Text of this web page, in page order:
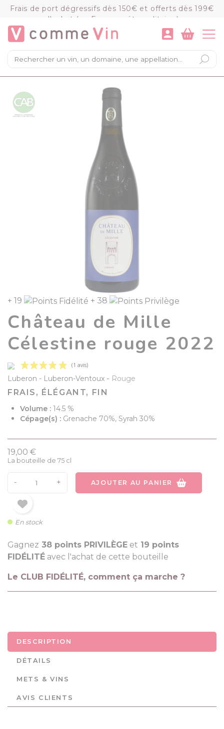
Frais de port dégressifs dès 150€ et offerts dès 199€
d'achat (en France métropolitaine)
×
Mon panier
Chargement du panier...
VOIR LE PANIER COMMANDER
+ 19 + 38
Château de Mille
Célestine rouge 2022
Luberon Luberon-Ventoux - Rouge
FRAIS, ÉLÉGANT, FIN
Volume : 14.5 %
Cépage(s) : Grenache 70%, Syrah 30%
19,00 €
La bouteille de 75 cl
- + AJOUTER AU PANIER
En stock
Gagnez 38 points PRIVILÈGE et 19 points
FIDÉLITÉ avec l'achat de cette bouteille
Le CLUB FIDÉLITÉ, comment ça marche ?
DESCRIPTION
DÉTAILS
METS & VINS
AVIS CLIENTS
Panneau de gestion des cookies